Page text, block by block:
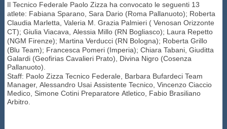
Scuole Nuoto
Propaganda
Centri Federali
Il Tecnico Federale Paolo Zizza ha convocato le seguenti 13
atlete: Fabiana Sparano, Sara Dario (Roma Pallanuoto); Roberta
Claudia Marletta, Valeria M. Grazia Palmieri ( Venosan Orizzonte
CT); Giulia Viacava, Alessia Millo (RN Bogliasco); Laura Repetto
(NGM Firenze); Martina Verducci (RN Bologna); Roberta Grillo
(Blu Team); Francesca Pomeri (Imperia); Chiara Tabani, Giuditta
Galardi (Geofirias Cavalieri Prato), Divina Nigro (Cosenza
Pallanuoto).
Staff: Paolo Zizza Tecnico Federale, Barbara Bufardeci Team
Manager, Alessandro Usai Assistente Tecnico, Vincenzo Ciaccio
Medico, Simone Cotini Preparatore Atletico, Fabio Brasiliano
Arbitro.